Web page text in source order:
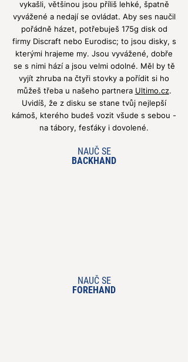
vykašli, většinou jsou příliš lehké, špatně
vyvážené a nedají se ovládat. Aby ses naučil
pořádně házet, potřebuješ 175g disk od
firmy Discraft nebo Eurodisc; to jsou disky, s
kterými hrajeme my. Jsou vyvážené, dobře
se s nimi hází a jsou velmi odolné. Měl by tě
vyjít zhruba na čtyři stovky a pořídit si ho
můžeš třeba u našeho partnera Ultimo.cz.
Uvidíš, že z disku se stane tvůj nejlepší
kámoš, kterého budeš vozit všude s sebou -
na tábory, fesťáky i dovolené.
NAUČ SE
BACKHAND
NAUČ SE
FOREHAND